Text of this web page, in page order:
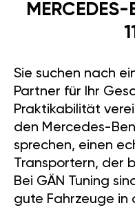
Sie suchen nach
Partner für Ihr
Praktikabilität
den Mercedes-
sprechen, einen
Transportern, der
Bei GÄN Tuning
gute Fahrzeuge in